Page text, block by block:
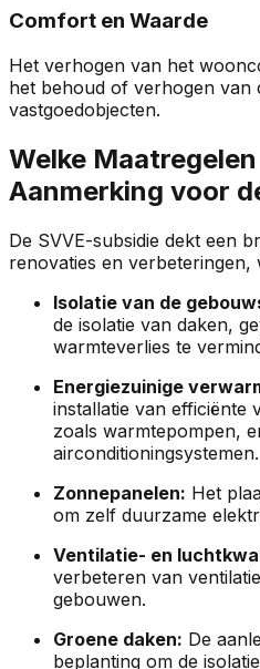
Comfort en Waarde
Het verhogen van het
het behoud of verhogen van
vastgoedobjecten.
Welke
Aanmerking voor
De SVVE-subsidie dekt een
renovaties en verbeteringen,
Isolatie van de
de isolatie van daken,
warmteverlies te
Energiezuinige
installatie van efficiënte
zoals warmtepompen,
airconditioningsystemen.
Zonnepanelen: Het
om zelf duurzame
Ventilatie- en
verbeteren van
gebouwen.
Groene daken: De
beplanting om de